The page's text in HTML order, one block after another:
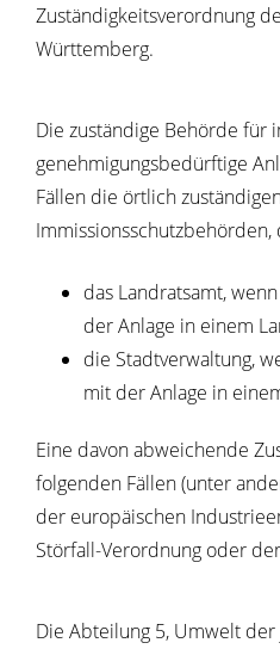
Zuständigkeitsverordnung
Württemberg.
Die zuständige Behörde für
genehmigungsbedürftige
Fällen die örtlich
Immissionsschutzbehörden,
das Landratsamt,
der Anlage in einem
die Stadtverwaltung,
mit der Anlage in
Eine davon abweichende
folgenden Fällen (unter
der europäischen
Störfall-Verordnung oder
Die Abteilung 5, Umwelt